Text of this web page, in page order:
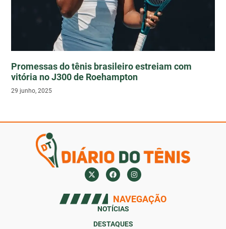
Promessas do tênis brasileiro estreiam com
vitória no J300 de Roehampton
29 junho, 2025
NAVEGAÇÃO
NOTÍCIAS
DESTAQUES